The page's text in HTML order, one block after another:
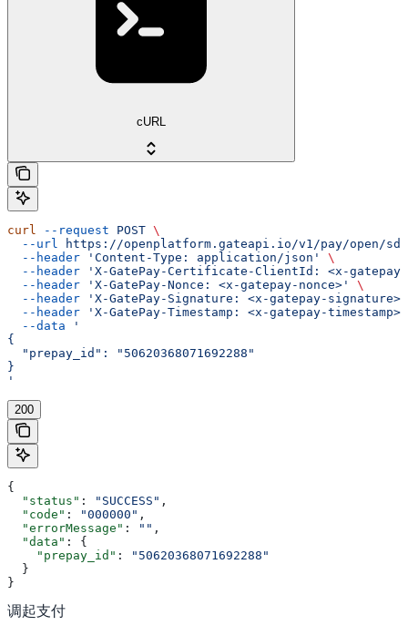
cURL
curl --request POST \
  --url
https://openplatform.gateapi.io/v1/pay/open/sdk
  --header
'Content-Type: application/json'
\
  --header
'X-GatePay-Certificate-ClientId: <x-
  --header
'X-GatePay-Nonce: <x-gatepay-nonce>'
\
  --header
'X-GatePay-Signature: <x-gatepay-signature>'
  --header
'X-GatePay-Timestamp: <x-gatepay-timestamp>'
  --data
'
{
  "prepay_id": "50620368071692288"
}
'
200
{
  "status"
: "SUCCESS" ,
  "code"
: "000000" ,
  "errorMessage"
: "" ,
  "data"
: {
    "prepay_id"
:
"50620368071692288"
  }
}
调起支付